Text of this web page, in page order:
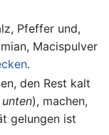
Pfeffer und,
Macispulver
.
den Rest kalt
), machen,
gelungen ist